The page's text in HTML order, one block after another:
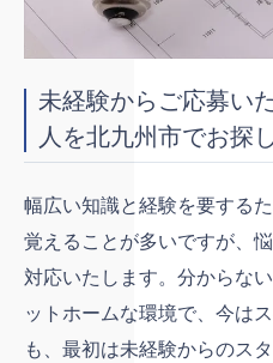
未経験からご応募い
人を北九州市でお探
幅広い知識と経験を要する
覚えることが多いですが、
対応いたします。分からな
ットホームな環境で、今は
も、最初は未経験からのス